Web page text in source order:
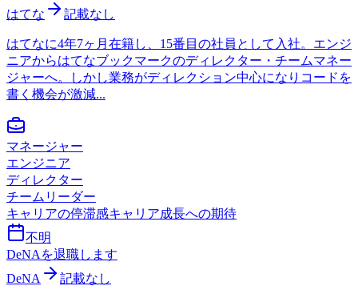
はてな
記載なし
はてなに4年7ヶ月在籍し、15番目の社員として入社。エンジ
ニアからはてなブックマークのディレクター・チームマネー
ジャーへ。しかし業務がディレクション中心になりコードを
書く機会が激減...
マネージャー
エンジニア
ディレクター
チームリーダー
キャリアの停滞感キャリア成長への期待
不明
DeNAを退職します
DeNA
記載なし